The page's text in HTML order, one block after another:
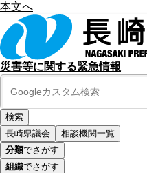
本文へ
災害等に関する緊急情報
長崎県議会
相談機関一覧
分類でさがす
組織でさがす